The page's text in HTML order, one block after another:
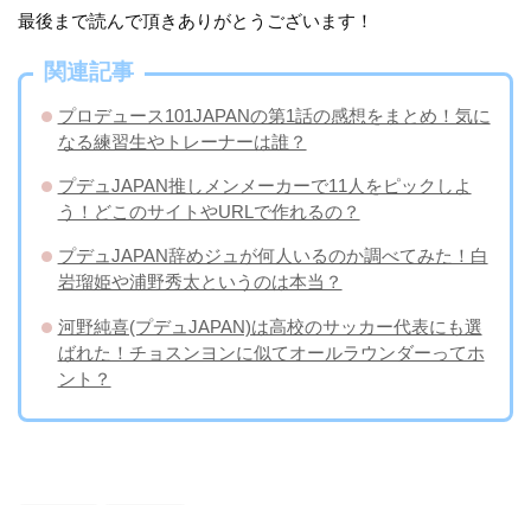
最後まで読んで頂きありがとうございます！
関連記事
プロデュース101JAPANの第1話の感想をまとめ！気に
なる練習生やトレーナーは誰？
プデュJAPAN推しメンメーカーで11人をピックしよ
う！どこのサイトやURLで作れるの？
プデュJAPAN辞めジュが何人いるのか調べてみた！白
岩瑠姫や浦野秀太というのは本当？
河野純喜(プデュJAPAN)は高校のサッカー代表にも選
ばれた！チョスンヨンに似てオールラウンダーってホ
ント？